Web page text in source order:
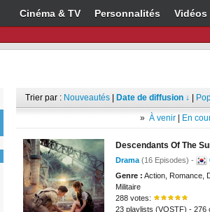
Cinéma & TV Personnalités Vidéos
Trier par : Nouveautés Date de diffusion ↓
» À venir En
Descendants Of The
Drama (16 Episodes) -
Genre : Action, Romance,
Militaire
288 votes:
23 playlists (VOSTF) - 276